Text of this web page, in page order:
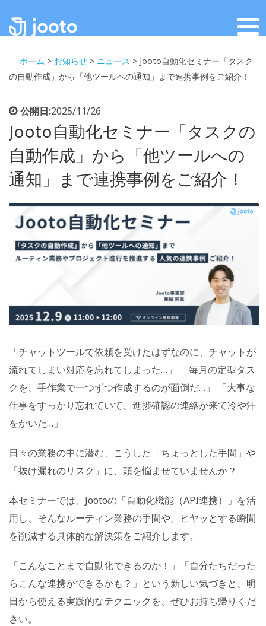
ホーム > お知らせ > ニュース > Jooto自動化セミナー「タスク
の自動作成」から「他ツールへの通知」まで連携事例をご紹介！
公開日:2025/11/26
Jooto自動化セミナー「タスクの
自動作成」から「他ツールへの
通知」まで連携事例をご紹介！
「チャットツールで依頼を受けたはずなのに、チャットが
流れてしまい対応を忘れてしまった…」 「毎月の定型タス
クを、手作業で一つずつ作成するのが面倒だ…」 「大事な
仕事をすっかり忘れていて、進捗確認の連絡が来て冷や汗
をかいた…」
日々の業務の中に潜む、こうした「ちょっとした手間」や
「抜け漏れのリスク」に、頭を悩ませていませんか？
本セミナーでは、Jootoの「自動化機能（API連携）」を活
用し、そんなルーティン業務の手間や、ヒヤッとする瞬間
を削減する具体的な解決策をご紹介します。
「こんなことまで自動化できるのか！」「自分たちだった
らこんな連携ができるかも？」という新しい気づきと、明
日から使える実践的なテクニックを、ぜひお持ち帰りくだ
さい。